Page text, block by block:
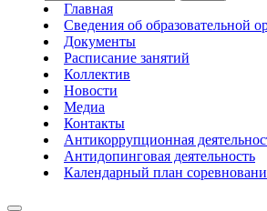
Главная
Сведения об образовательной
Документы
Расписание занятий
Коллектив
Новости
Медиа
Контакты
Антикоррупционная
Антидопинговая деятельность
Календарный план